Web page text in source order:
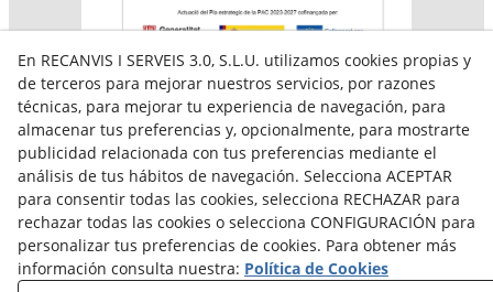
Aquesta empresa participa en el programa per a la
contractació de persones en situació de major
vulnerabilitat,
subvencionat pel Servei Públic d’Ocupació de Catalunya i
amb el cofinançament del Fons Social Europeu Plus
En RECANVIS I SERVEIS 3.0, S.L.U. utilizamos cookies propias y
de terceros para mejorar nuestros servicios, por razones
técnicas, para mejorar tu experiencia de navegación, para
almacenar tus preferencias y, opcionalmente, para mostrarte
publicidad relacionada con tus preferencias mediante el
análisis de tus hábitos de navegación. Selecciona ACEPTAR
para consentir todas las cookies, selecciona RECHAZAR para
rechazar todas las cookies o selecciona CONFIGURACIÓN para
personalizar tus preferencias de cookies. Para obtener más
información consulta nuestra: Política de Cookies